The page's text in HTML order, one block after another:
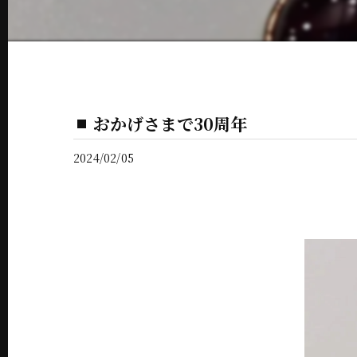
おかげさまで30周年
2024/02/05